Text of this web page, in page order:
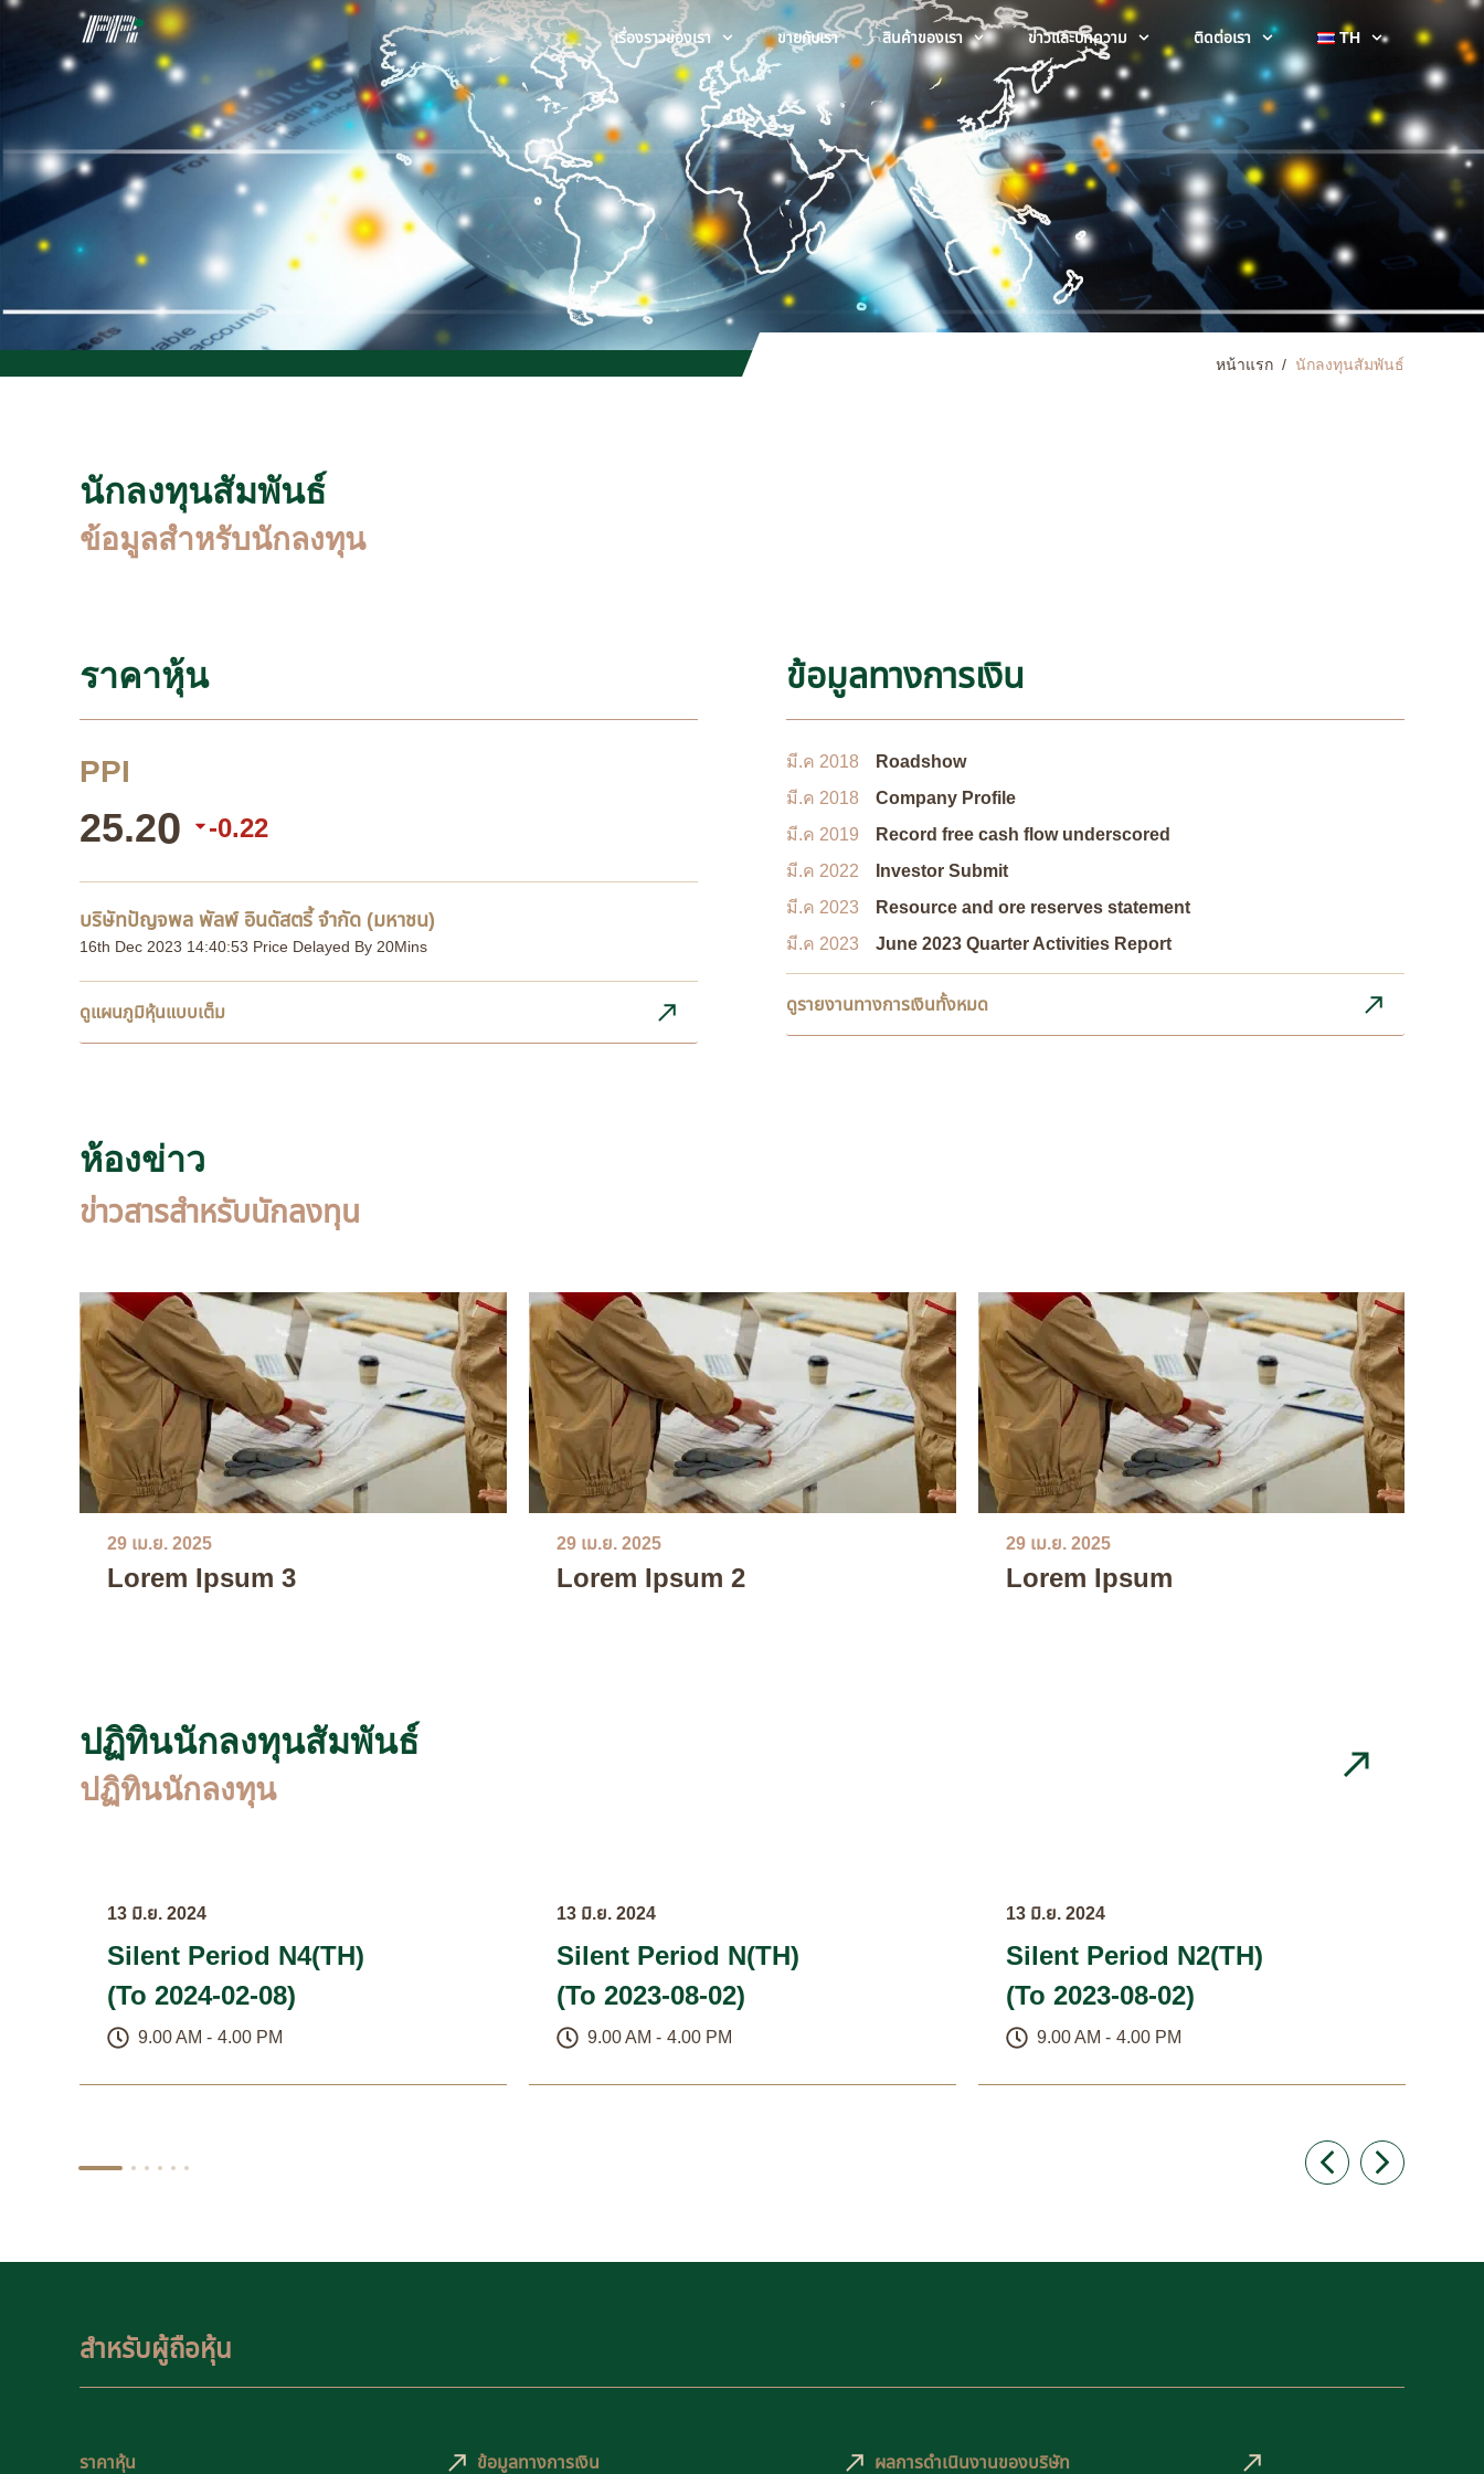
เรื่องราวของเรา ขายกับเรา สินค้าของเรา ข่าวและบทความ ติดต่อเรา TH
หน้าแรก / นักลงทุนสัมพันธ์
นักลงทุนสัมพันธ์
ข้อมูลสำหรับนักลงทุน
ราคาหุ้น
PPI
25.20 -0.22
บริษัทปัญจพล พัลพ์ อินดัสตรี้ จำกัด (มหาชน)
16th Dec 2023 14:40:53 Price Delayed By 20Mins
ดูแผนภูมิหุ้นแบบเต็ม
ข้อมูลทางการเงิน
มี.ค 2018
Roadshow
มี.ค 2018
Company Profile
มี.ค 2019
Record free cash flow underscored
มี.ค 2022
Investor Submit
มี.ค 2023
Resource and ore reserves statement
มี.ค 2023
June 2023 Quarter Activities Report
ดูรายงานทางการเงินทั้งหมด
ห้องข่าว
ข่าวสารสำหรับนักลงทุน
29 เม.ย. 2025
Lorem Ipsum 3
29 เม.ย. 2025
Lorem Ipsum 2
29 เม.ย. 2025
Lorem Ipsum
ปฏิทินนักลงทุนสัมพันธ์
ปฏิทินนักลงทุน
13 มิ.ย. 2024
Silent Period N4(TH)
(To 2024-02-08)
9.00 AM - 4.00 PM
13 มิ.ย. 2024
Silent Period N(TH)
(To 2023-08-02)
9.00 AM - 4.00 PM
13 มิ.ย. 2024
Silent Period N2(TH)
(To 2023-08-02)
9.00 AM - 4.00 PM
สำหรับผู้ถือหุ้น​
ราคาหุ้น ข้อมูลทางการเงิน ผลการดำเนินงานของบริษัท